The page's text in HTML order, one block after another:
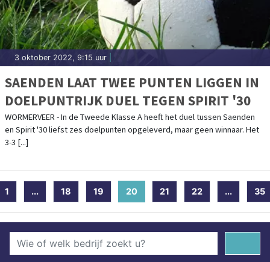
3 oktober 2022, 9:15 uur
SAENDEN LAAT TWEE PUNTEN LIGGEN IN
DOELPUNTRIJK DUEL TEGEN SPIRIT '30
WORMERVEER - In de Tweede Klasse A heeft het duel tussen Saenden
en Spirit '30 liefst zes doelpunten opgeleverd, maar geen winnaar. Het
3-3 [...]
1 ... 18 19 20 (current)
21 22 ... 35